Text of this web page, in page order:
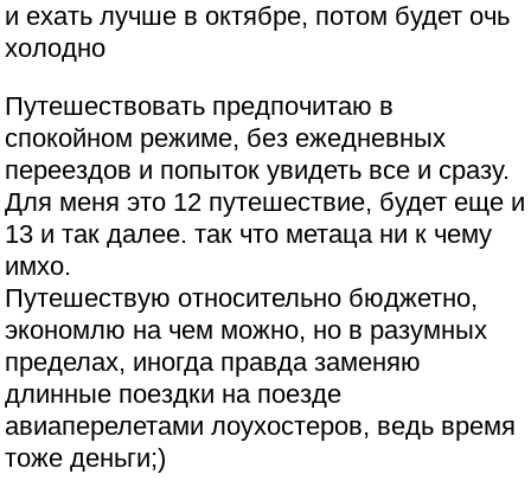
и ехать лучше в октябре, потом будет очь
холодно
Путешествовать предпочитаю в
спокойном режиме, без ежедневных
переездов и попыток увидеть все и сразу.
Для меня это 12 путешествие, будет еще и
13 и так далее. так что метаца ни к чему
имхо.
Путешествую относительно бюджетно,
экономлю на чем можно, но в разумных
пределах, иногда правда заменяю
длинные поездки на поезде
авиаперелетами лоухостеров, ведь время
тоже деньги;)